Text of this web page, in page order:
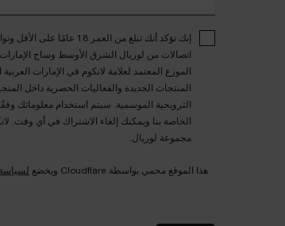
إنك تؤكد أنك تبلغ من العمر 18 عامًا
اتصالات من لوريال الشرق الأوسط وساج
الموزع المعتمد لعلامة لانكوم في الإمارات
المنتجات الجديدة والفعاليات الحصرية داخل
الترويجية الموسمية. سيتم استخدام معلوماتك وفقًا
الخاصة بنا ويمكنك إلغاء الاشتراك في أي وقت.
مجموعة لوريال.
هذا الموقع محمي بواسطة Cloudflare ويخضع